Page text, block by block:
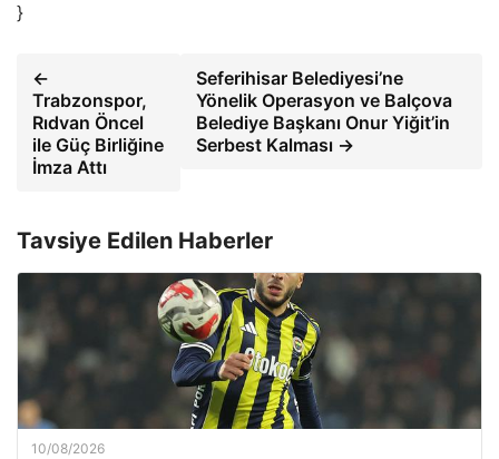
}
←
Trabzonspor,
Rıdvan Öncel
ile Güç Birliğine
İmza Attı
Seferihisar Belediyesi’ne
Yönelik Operasyon ve Balçova
Belediye Başkanı Onur Yiğit’in
Serbest Kalması →
Tavsiye Edilen Haberler
10/08/2026